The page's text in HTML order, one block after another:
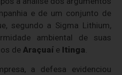
e de um conjunto de
segundo a Sigma Lithium,
ambiental de suas
deAraçuaí e Itinga.
a defesa evidenciou